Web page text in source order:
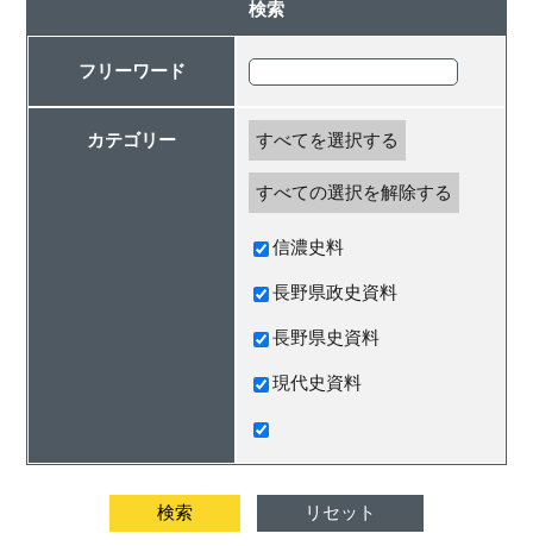
検索
フリーワード
カテゴリー すべてを選択する
すべての選択を解除する
信濃史料
長野県政史資料
長野県史資料
現代史資料